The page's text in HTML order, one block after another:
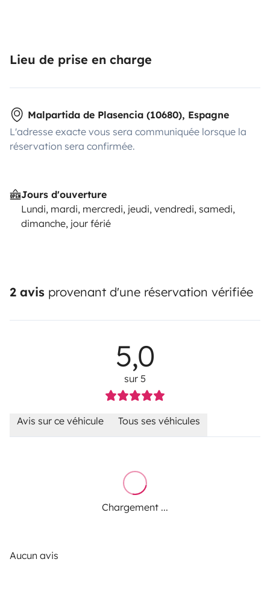
Lieu de prise en charge
Malpartida de Plasencia (10680), Espagne
L'adresse exacte vous sera communiquée lorsque la
réservation sera confirmée.
Jours d'ouverture
Lundi, mardi, mercredi, jeudi, vendredi, samedi,
dimanche, jour férié
2 avis provenant d'une réservation vérifiée
5,0
sur 5
Avis sur ce véhicule Tous ses véhicules
Chargement ...
Aucun avis